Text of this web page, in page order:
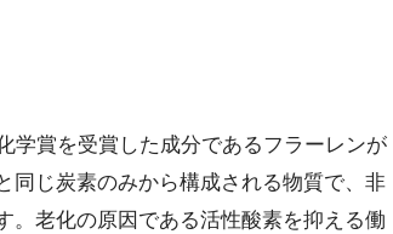
学賞を受賞した成分であるフラーレンが
同じ炭素のみから構成される物質で、非
。老化の原因である活性酸素を抑える働